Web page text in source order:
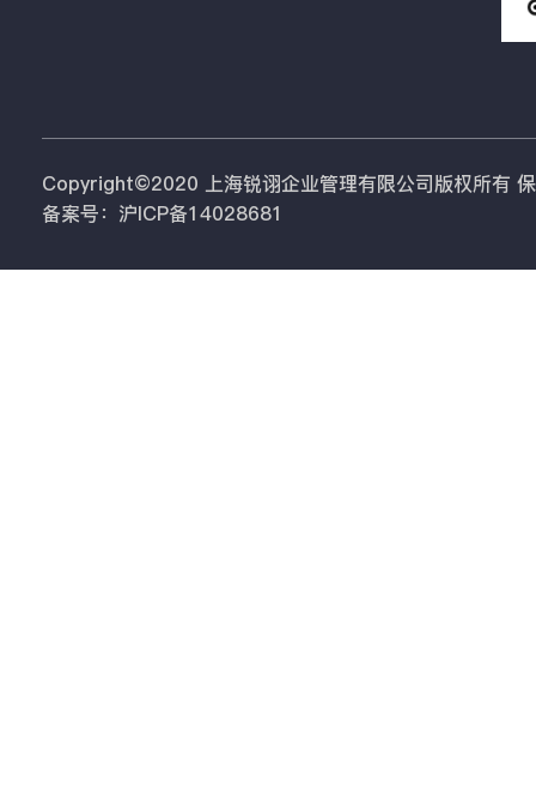
Copyright©2020 上海锐诩企业管理有限公司版权所有
备案号：沪ICP备14028681